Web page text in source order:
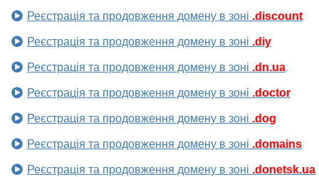
Реєстрація та продовження домену в зоні .discount
Реєстрація та продовження домену в зоні .diy
Реєстрація та продовження домену в зоні .dn.ua
Реєстрація та продовження домену в зоні .doctor
Реєстрація та продовження домену в зоні .dog
Реєстрація та продовження домену в зоні .domains
Реєстрація та продовження домену в зоні .donetsk.ua